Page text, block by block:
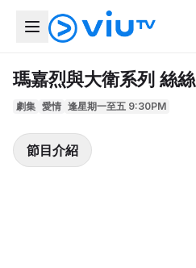
瑪嘉烈與大衛系列 絲絲
劇集 愛情 逢星期一至五 9:30PM
節目介紹